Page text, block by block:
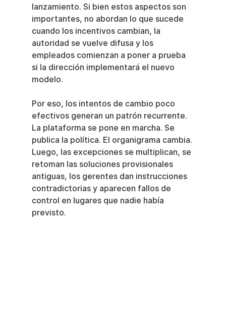
lanzamiento. Si bien estos aspectos son
importantes, no abordan lo que sucede
cuando los incentivos cambian, la
autoridad se vuelve difusa y los
empleados comienzan a poner a prueba
si la dirección implementará el nuevo
modelo.
Por eso, los intentos de cambio poco
efectivos generan un patrón recurrente.
La plataforma se pone en marcha. Se
publica la política. El organigrama cambia.
Luego, las excepciones se multiplican, se
retoman las soluciones provisionales
antiguas, los gerentes dan instrucciones
contradictorias y aparecen fallos de
control en lugares que nadie había
previsto.